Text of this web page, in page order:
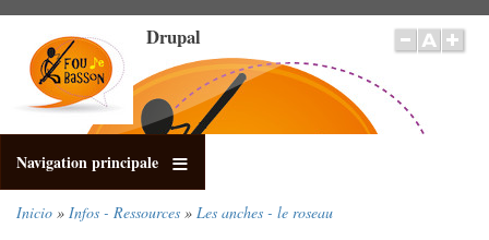
contenido
principal
Drupal
Navigation principale
Inicio Infos - Ressources Les anches - le roseau